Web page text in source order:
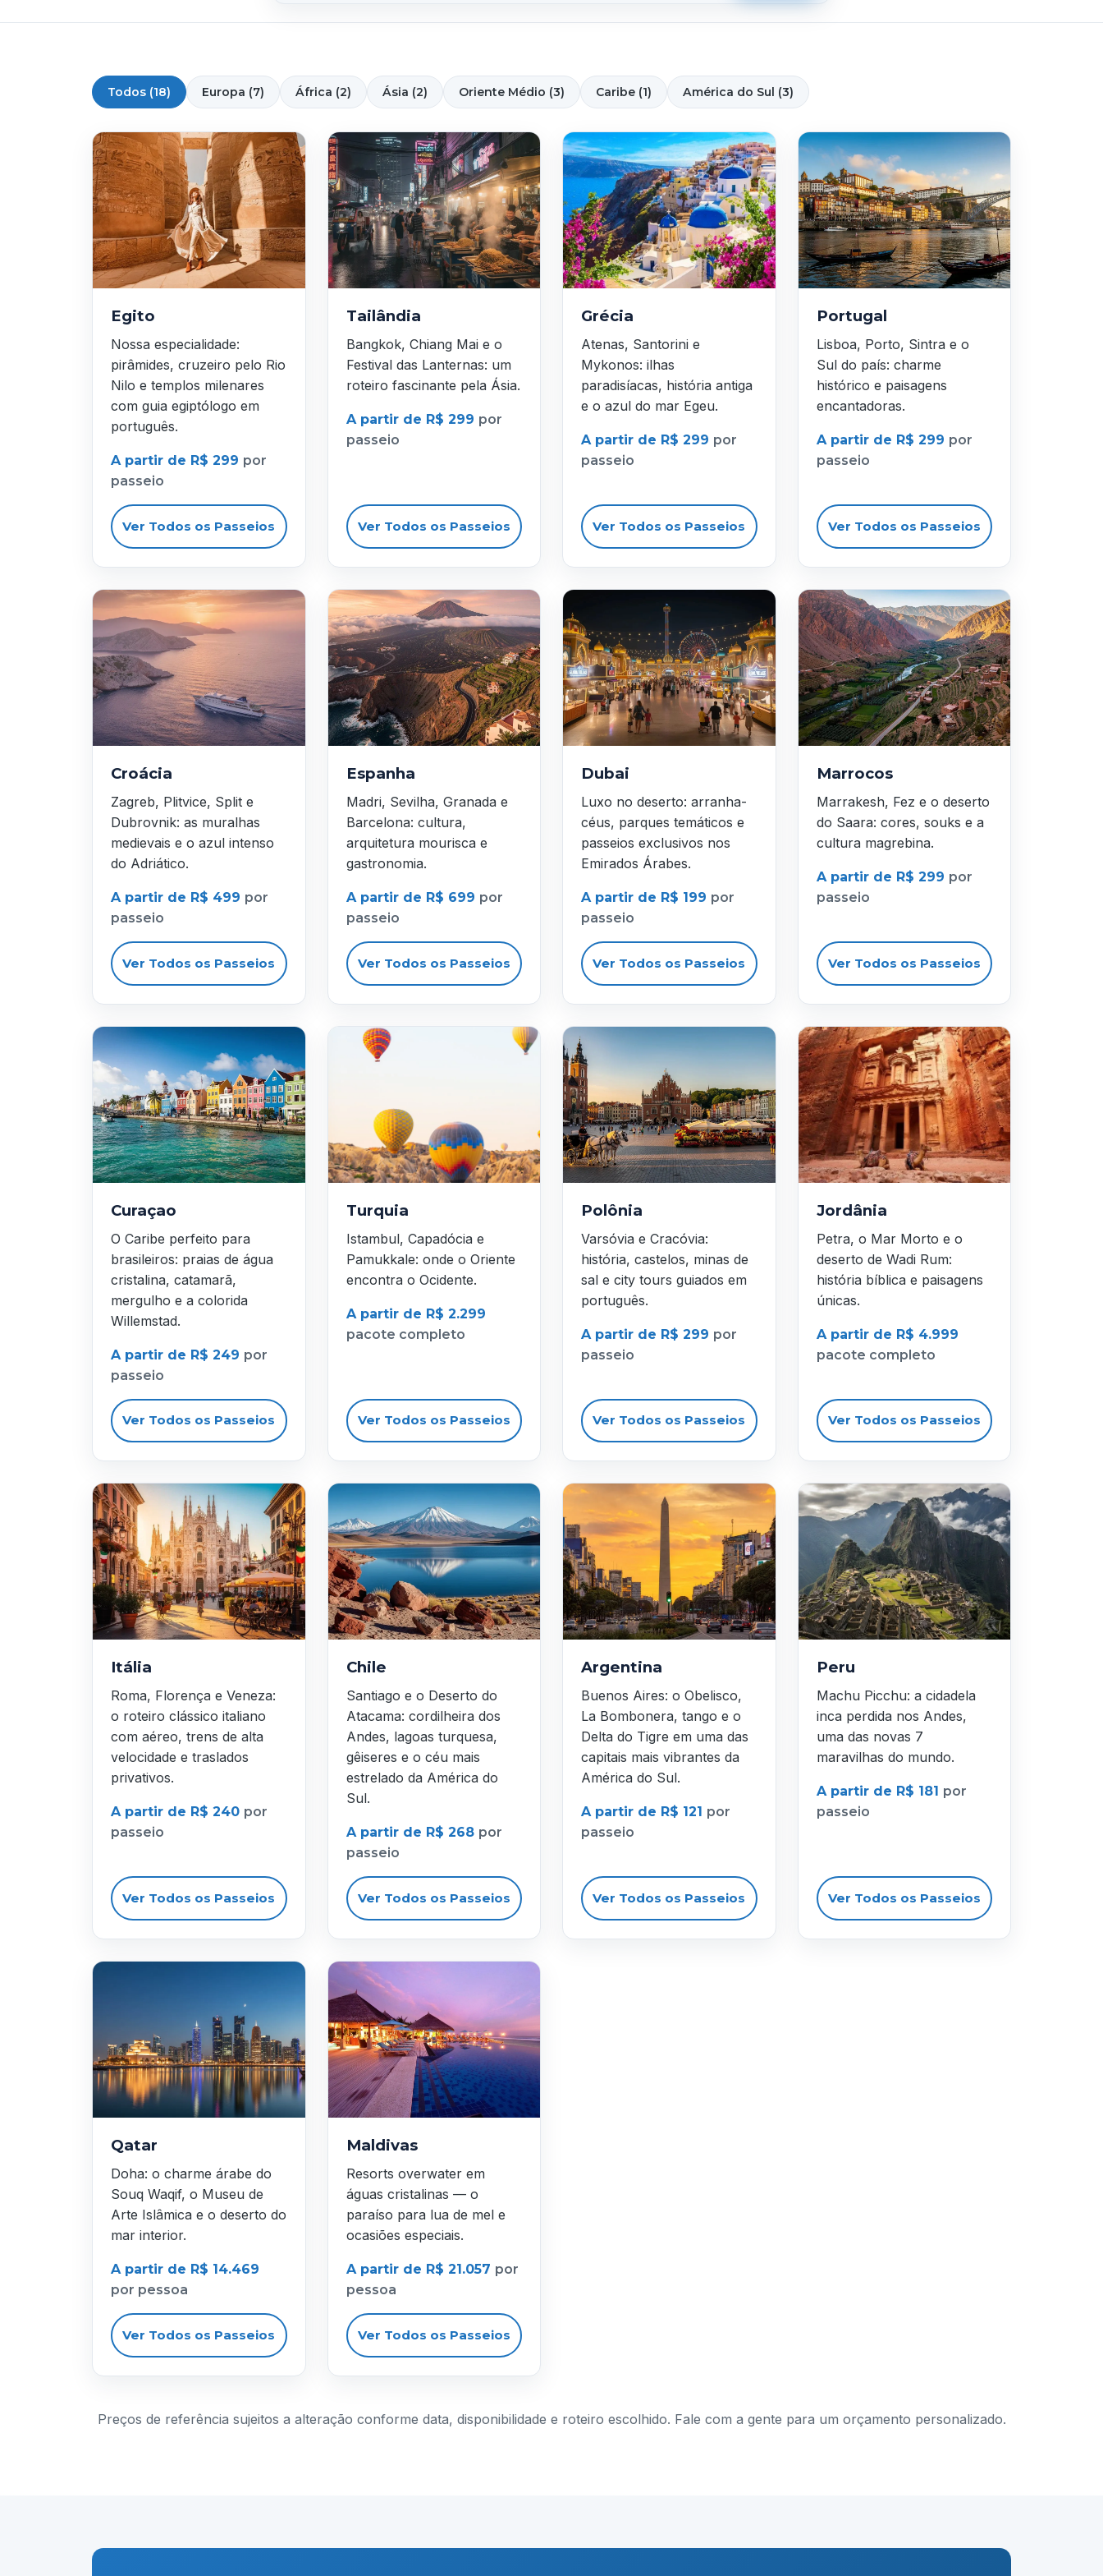
Todos (18) Europa (7) África (2) Ásia (2) Oriente Médio (3) Caribe (1) América do Sul (3)
Egito
Nossa especialidade:
pirâmides, cruzeiro pelo Rio
Nilo e templos milenares
com guia egiptólogo em
português.
A partir de R$ 299 por
passeio
Ver Todos os Passeios
Tailândia
Bangkok, Chiang Mai e o
Festival das Lanternas: um
roteiro fascinante pela Ásia.
A partir de R$ 299 por
passeio
Ver Todos os Passeios
Grécia
Atenas, Santorini e
Mykonos: ilhas
paradisíacas, história antiga
e o azul do mar Egeu.
A partir de R$ 299 por
passeio
Ver Todos os Passeios
Portugal
Lisboa, Porto, Sintra e o
Sul do país: charme
histórico e paisagens
encantadoras.
A partir de R$ 299 por
passeio
Ver Todos os Passeios
Croácia
Zagreb, Plitvice, Split e
Dubrovnik: as muralhas
medievais e o azul intenso
do Adriático.
A partir de R$ 499 por
passeio
Ver Todos os Passeios
Espanha
Madri, Sevilha, Granada e
Barcelona: cultura,
arquitetura mourisca e
gastronomia.
A partir de R$ 699 por
passeio
Ver Todos os Passeios
Dubai
Luxo no deserto: arranha-
céus, parques temáticos e
passeios exclusivos nos
Emirados Árabes.
A partir de R$ 199 por
passeio
Ver Todos os Passeios
Marrocos
Marrakesh, Fez e o deserto
do Saara: cores, souks e a
cultura magrebina.
A partir de R$ 299 por
passeio
Ver Todos os Passeios
Curaçao
O Caribe perfeito para
brasileiros: praias de água
cristalina, catamarã,
mergulho e a colorida
Willemstad.
A partir de R$ 249 por
passeio
Ver Todos os Passeios
Turquia
Istambul, Capadócia e
Pamukkale: onde o Oriente
encontra o Ocidente.
A partir de R$ 2.299
pacote completo
Ver Todos os Passeios
Polônia
Varsóvia e Cracóvia:
história, castelos, minas de
sal e city tours guiados em
português.
A partir de R$ 299 por
passeio
Ver Todos os Passeios
Jordânia
Petra, o Mar Morto e o
deserto de Wadi Rum:
história bíblica e paisagens
únicas.
A partir de R$ 4.999
pacote completo
Ver Todos os Passeios
Itália
Roma, Florença e Veneza:
o roteiro clássico italiano
com aéreo, trens de alta
velocidade e traslados
privativos.
A partir de R$ 240 por
passeio
Ver Todos os Passeios
Chile
Santiago e o Deserto do
Atacama: cordilheira dos
Andes, lagoas turquesa,
gêiseres e o céu mais
estrelado da América do
Sul.
A partir de R$ 268 por
passeio
Ver Todos os Passeios
Argentina
Buenos Aires: o Obelisco,
La Bombonera, tango e o
Delta do Tigre em uma das
capitais mais vibrantes da
América do Sul.
A partir de R$ 121 por
passeio
Ver Todos os Passeios
Peru
Machu Picchu: a cidadela
inca perdida nos Andes,
uma das novas 7
maravilhas do mundo.
A partir de R$ 181 por
passeio
Ver Todos os Passeios
Qatar
Doha: o charme árabe do
Souq Waqif, o Museu de
Arte Islâmica e o deserto do
mar interior.
A partir de R$ 14.469
por pessoa
Ver Todos os Passeios
Maldivas
Resorts overwater em
águas cristalinas — o
paraíso para lua de mel e
ocasiões especiais.
A partir de R$ 21.057 por
pessoa
Ver Todos os Passeios
Preços de referência sujeitos a alteração conforme data, disponibilidade e roteiro escolhido. Fale com a gente para um orçamento personalizado.